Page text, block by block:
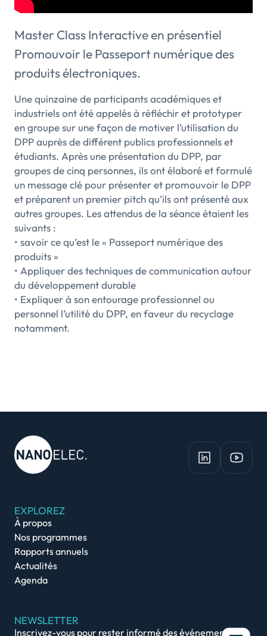
Master Class Interactive en présentiel
Promouvoir le Passeport numérique des
produits électroniques.
Une quinzaine de participants académiques et
industriels ont été appelés à réfléchir et prototyper
en groupe sur une façon de motiver l’utilisation du
DPP auprès de différent publics professionnels et
étudiants. Après une présentation du DPP, par
groupes de cinq personnes, ils ont élaboré et formulé
un message clé pour présenter et promouvoir le DPP
et préparent un premier pitch qu’ils ont présenté aux
autres groupes. Les attendus de la séance étaient les
suivants :
• savoir ce qu’est le « Passeport numérique des
produits »
• Appliquer des techniques de communication autour
du développement durable
• Expliquer à son entourage professionnel ou
personnel l’utilité du DPP, en faveur du recyclage
notamment.
EXPLOREZ
À propos
Nos programmes
Rapports annuels
Actualités
Agenda
NEWSLETTER
Inscrivez-vous pour rester informé des événements et